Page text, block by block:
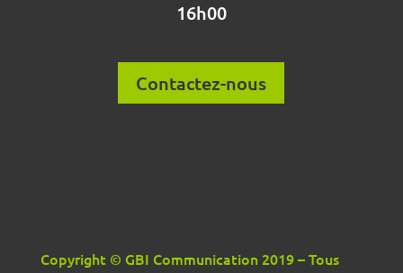
16h00
Contactez-nous
Copyright © GBI Communication 2019 – Tous